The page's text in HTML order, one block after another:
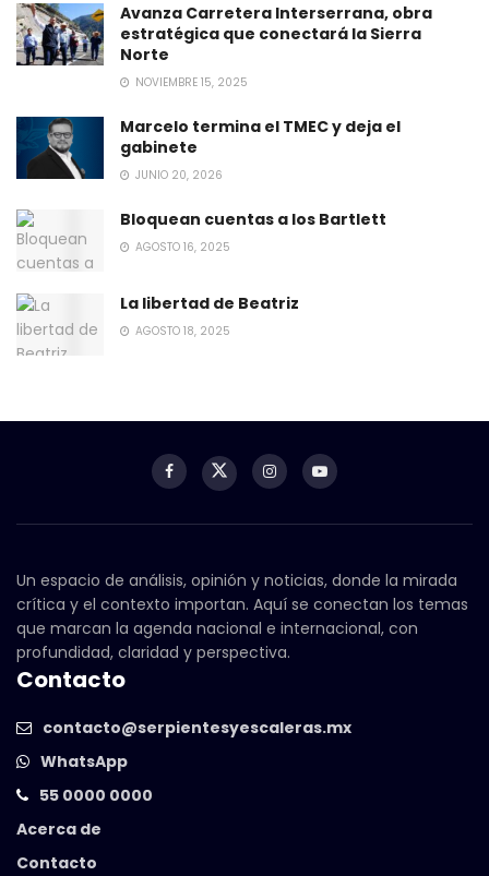
Avanza Carretera Interserrana, obra
estratégica que conectará la Sierra
Norte
NOVIEMBRE 15, 2025
Marcelo termina el TMEC y deja el
gabinete
JUNIO 20, 2026
Bloquean cuentas a los Bartlett
AGOSTO 16, 2025
La libertad de Beatriz
AGOSTO 18, 2025
Un espacio de análisis, opinión y noticias, donde la mirada
crítica y el contexto importan. Aquí se conectan los temas
que marcan la agenda nacional e internacional, con
profundidad, claridad y perspectiva.
Contacto
contacto@serpientesyescaleras.mx
WhatsApp
55 0000 0000
Acerca de
Contacto